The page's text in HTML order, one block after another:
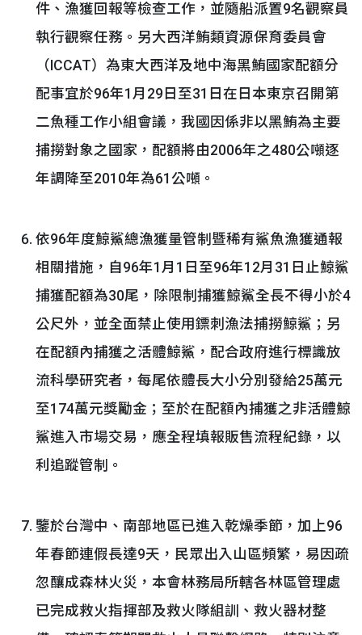
件、漁獲回報等檢查工作，並隨船派置9名觀察員
執行觀察任務。另大西洋鮪類資源保育委員會
（ICCAT）為東大西洋及地中海黑鮪國家配額分
配事宜於96年1月29日至31日在日本東京召開第
二魚種工作小組會議，我國因係非以黑鮪為主要
捕撈對象之國家，配額將由2006年之480公噸逐
年調降至2010年為61公噸。
依96年度鯨鯊總漁獲量管制暨稀有鯊魚漁獲通報
相關措施，自96年1月1日至96年12月31日止鯨鯊
捕獲配額為30尾，除限制捕獲鯨鯊全長不得小於4
公尺外，並全面禁止使用鏢刺漁法捕撈鯨鯊；另
在配額內捕獲之活體鯨鯊，配合政府進行標識放
流科學研究者，每尾依體長大小分別發給25萬元
至174萬元獎勵金；至於在配額內捕獲之非活體鯨
鯊進入市場交易，應全程填報販售流程紀錄，以
利追蹤管制。
鑒於台灣中、南部地區已進入乾燥季節，加上96
年春節連假長達9天，民眾出入山區頻繁，易因疏
忽釀成森林火災，本會林務局所轄各林區管理處
已完成救火指揮部及救火隊組訓、救火器材整